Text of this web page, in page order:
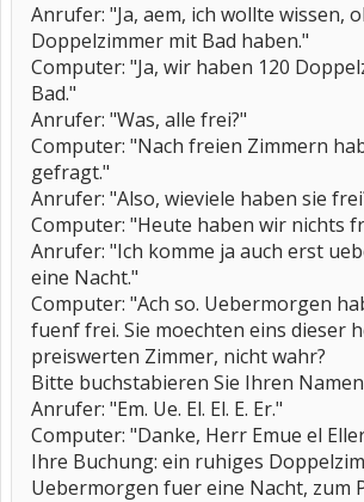
Anrufer: "Ja, aem, ich wollte wissen,
Doppelzimmer mit Bad haben."
Computer: "Ja, wir haben 120
Bad."
Anrufer: "Was, alle frei?"
Computer: "Nach freien Zimmern
gefragt."
Anrufer: "Also, wieviele haben sie
Computer: "Heute haben wir nichts
Anrufer: "Ich komme ja auch erst
eine Nacht."
Computer: "Ach so. Uebermorgen
fuenf frei. Sie moechten eins dieser
preiswerten Zimmer, nicht wahr?
Bitte buchstabieren Sie Ihren
Anrufer: "Em. Ue. El. El. E. Er."
Computer: "Danke, Herr Emue el
Ihre Buchung: ein ruhiges
Uebermorgen fuer eine Nacht, zum